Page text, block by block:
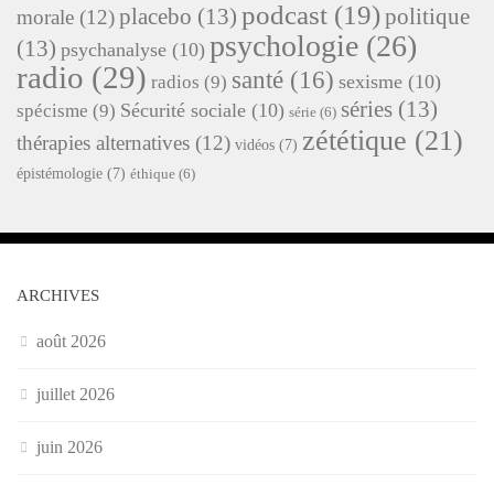
morale (12)placebo (13) podcast (19)politique
(13) psychanalyse (10) psychologie (26)
radio (29) radios (9) santé (16) sexisme (10)
spécisme (9) Sécurité sociale (10) série (6) séries (13)
thérapies alternatives (12) vidéos (7) zététique (21)
épistémologie (7) éthique (6)
ARCHIVES
août 2026
juillet 2026
juin 2026